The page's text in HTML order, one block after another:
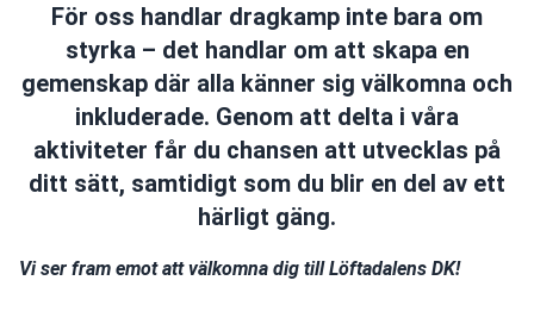
För oss handlar dragkamp inte bara om
styrka – det handlar om att skapa en
gemenskap där alla känner sig välkomna och
inkluderade. Genom att delta i våra
aktiviteter får du chansen att utvecklas på
ditt sätt, samtidigt som du blir en del av ett
härligt gäng.
Vi ser fram emot att välkomna dig till Löftadalens DK!